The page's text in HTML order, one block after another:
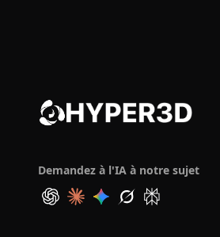
Demandez à l'IA à notre sujet